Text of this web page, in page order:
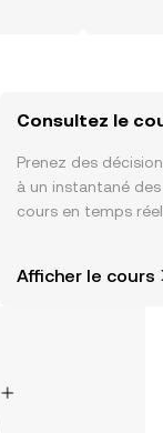
Consultez le
Prenez des
à un instantané
cours en temps
Afficher le cours